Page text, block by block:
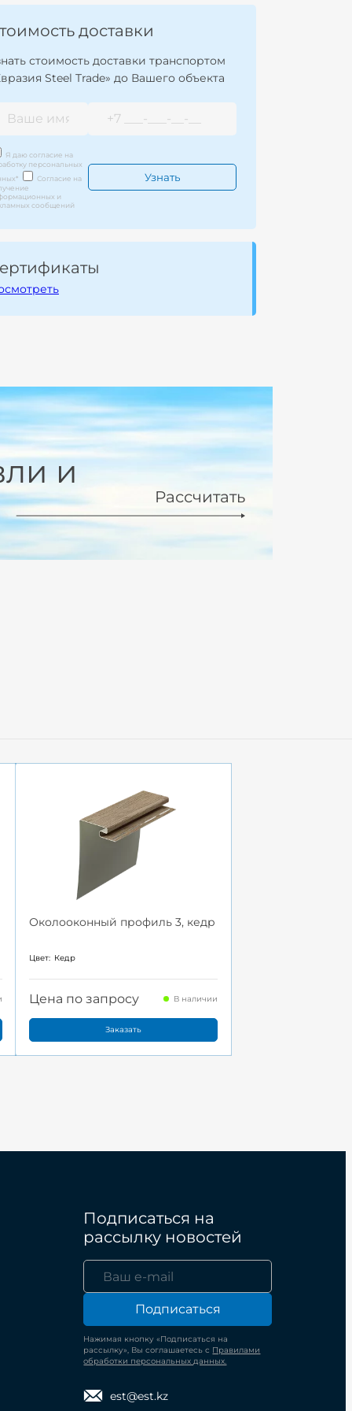
доставки
стоимость доставки транспортом
Steel Trade» до Вашего объекта
Я даю согласие на
персональных
*
Согласие на
и
сообщений
и
Рассчитать
Околооконный профиль 3, кедр
Цвет: Кедр
Цена по запросу В наличии
Заказать
Подписаться на
рассылку новостей
Подписаться
Нажимая кнопку «Подписаться на
рассылку», Вы соглашаетесь с Правилами
обработки персональных данных.
est@est.kz